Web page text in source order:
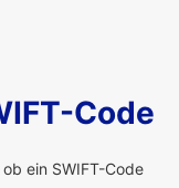
Code
ein SWIFT-Code